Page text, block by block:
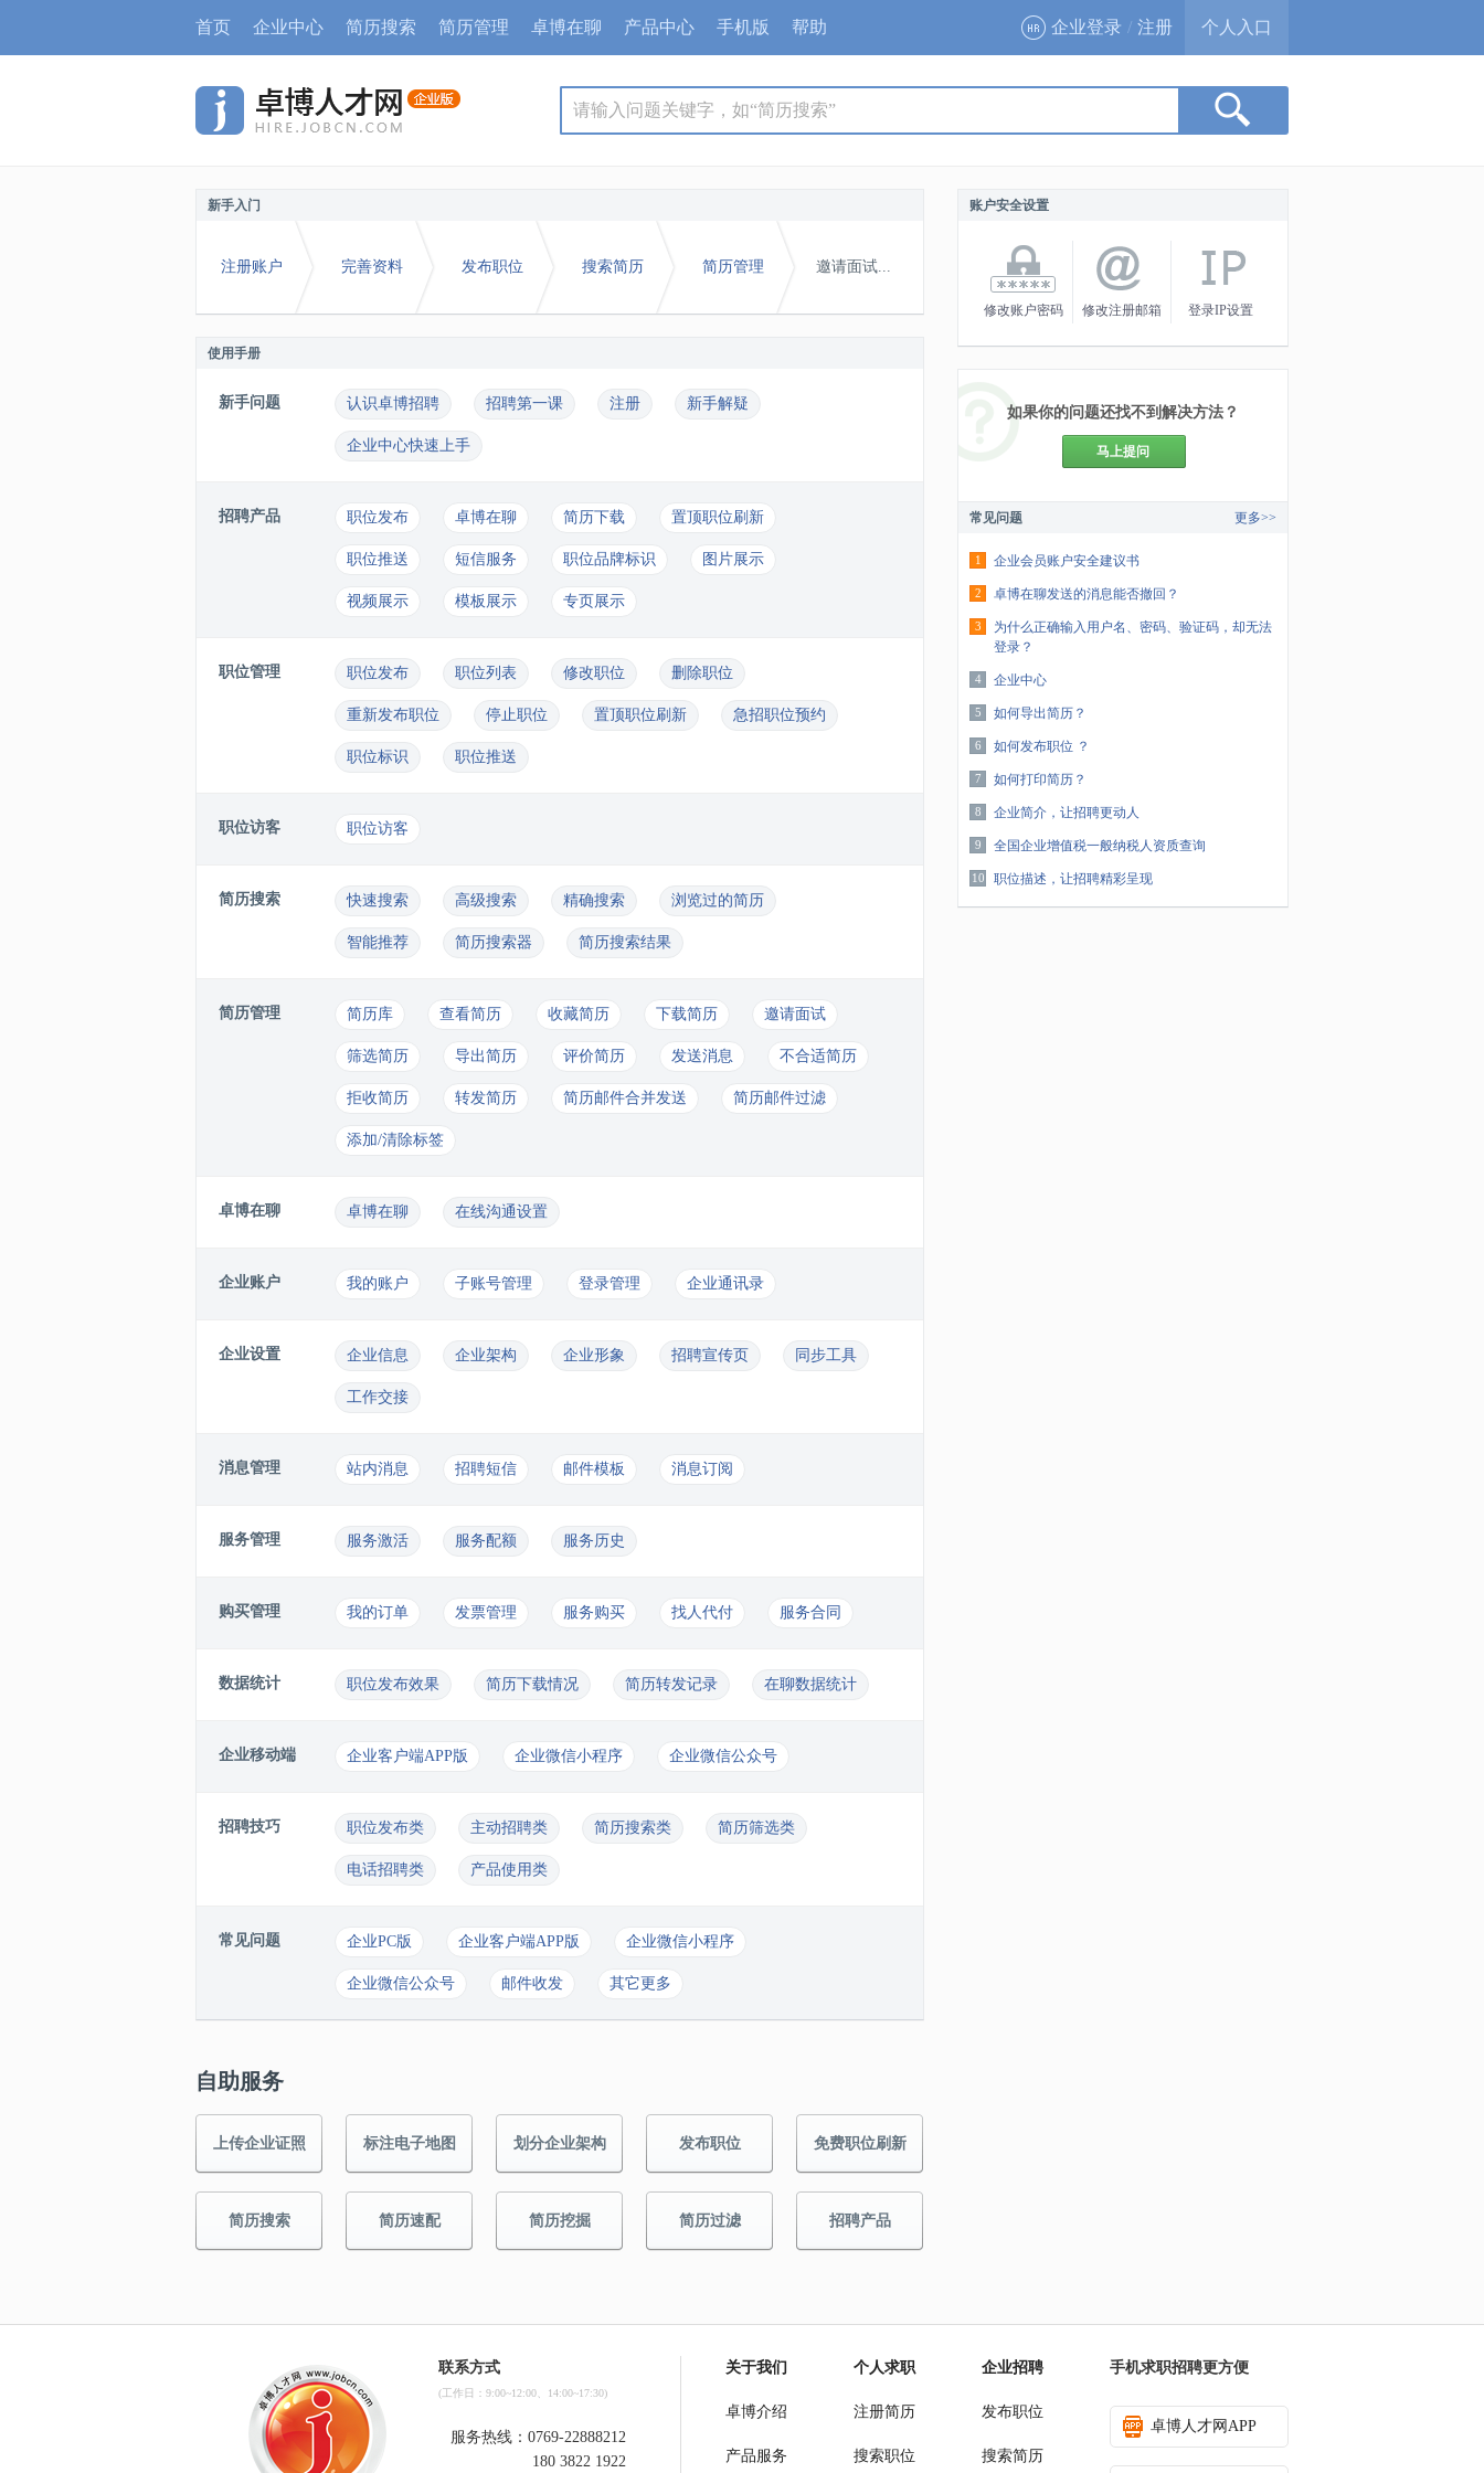
首页 企业中心 简历搜索 简历管理 卓博在聊 产品中心 手机版 帮助 企业登录 / 注册 个人入口
请输入问题关键字，如“简历搜索”
新手入门
注册账户 完善资料 发布职位 搜索简历 简历管理 邀请面试...
使用手册
新手问题 认识卓博招聘 招聘第一课 注册 新手解疑
企业中心快速上手
招聘产品 职位发布 卓博在聊 简历下载 置顶职位刷新
职位推送 短信服务 职位品牌标识 图片展示
视频展示 模板展示 专页展示
职位管理 职位发布 职位列表 修改职位 删除职位
重新发布职位 停止职位 置顶职位刷新 急招职位预约
职位标识 职位推送
职位访客 职位访客
简历搜索 快速搜索 高级搜索 精确搜索 浏览过的简历
智能推荐 简历搜索器 简历搜索结果
简历管理 简历库 查看简历 收藏简历 下载简历 邀请面试
筛选简历 导出简历 评价简历 发送消息 不合适简历
拒收简历 转发简历 简历邮件合并发送 简历邮件过滤
添加/清除标签
卓博在聊 卓博在聊 在线沟通设置
企业账户 我的账户 子账号管理 登录管理 企业通讯录
企业设置 企业信息 企业架构 企业形象 招聘宣传页 同步工具
工作交接
消息管理 站内消息 招聘短信 邮件模板 消息订阅
服务管理 服务激活 服务配额 服务历史
购买管理 我的订单 发票管理 服务购买 找人代付 服务合同
数据统计 职位发布效果 简历下载情况 简历转发记录 在聊数据统计
企业移动端 企业客户端APP版 企业微信小程序 企业微信公众号
招聘技巧 职位发布类 主动招聘类 简历搜索类 简历筛选类
电话招聘类 产品使用类
常见问题 企业PC版 企业客户端APP版 企业微信小程序
企业微信公众号 邮件收发 其它更多
自助服务
上传企业证照 标注电子地图 划分企业架构 发布职位 免费职位刷新
简历搜索 简历速配 简历挖掘 简历过滤 招聘产品
账户安全设置
修改账户密码 修改注册邮箱 登录IP设置
如果你的问题还找不到解决方法？
马上提问
常见问题 更多>>
1 企业会员账户安全建议书
2 卓博在聊发送的消息能否撤回？
3
为什么正确输入用户名、密码、验证码，却无法
登录？
4 企业中心
5 如何导出简历？
6 如何发布职位 ？
7 如何打印简历？
8 企业简介，让招聘更动人
9 全国企业增值税一般纳税人资质查询
10 职位描述，让招聘精彩呈现
联系方式
(工作日：9:00~12:00、14:00~17:30)
服务热线：0769-22888212
180 3822 1922
关于我们
卓博介绍
产品服务
个人求职
注册简历
搜索职位
企业招聘
发布职位
搜索简历
手机求职招聘更方便
卓博人才网APP